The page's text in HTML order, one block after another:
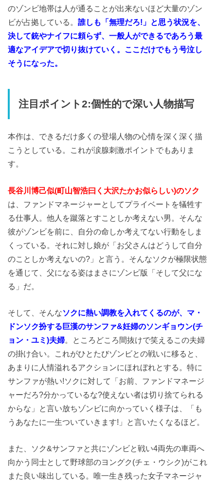
のゾンビ地帯は人が通ることが出来ないほど大量のゾン
ビが占拠している。誰しも「無理だろ!」と思う状況を、
決して銃やナイフに頼らず、一般人ができるであろう最
適なアイデアで切り抜けていく。ここだけでもう号泣し
そうになった。
注目ポイント2:個性的で深い人物描写
本作は、できるだけ多くの登場人物の心情を深く深く描
こうとしている。これが涙腺刺激ポイントでもありま
す。
長谷川博己似(町山智浩曰く大沢たかお似らしい)のソク
は、ファンドマネージャーとしてプライベートを犠牲す
る仕事人。他人を蹴落とすことしか考えない男。そんな
彼がゾンビを前に、自分の命しか考えてない行動をしま
くっている。それに対し娘が「お父さんはどうして自分
のことしか考えないの?」と言う。そんなソクが極限状態
を通じて、父になる姿はまさにゾンビ版「そして父にな
る」だ。
そして、そんなソクに熱い調教を入れてくるのが、マ・
ドンソク扮する巨漢のサンファ&妊婦のソンギョウン(チ
ョン・ユミ)夫婦。ところどころ間抜けで笑えるこの夫婦
の掛け合い。これがひとたびゾンビとの戦いに移ると、
あまりに人情溢れるアクションにほれぼれとする。特に
サンファが熱い!ソクに対して「お前、ファンドマネージ
ャーだろ?分かっているな?使えない者は切り捨てられる
からな」と言い放ちゾンビに向かっていく様子は、「も
うあなたに一生ついていきます!」と言いたくなるほど。
また、ソク&サンファと共にゾンビと戦い4両先の車両へ
向かう同士として野球部のヨングク(チェ・ウシク)がこれ
また良い味出している。唯一生き残った女子マネージャ